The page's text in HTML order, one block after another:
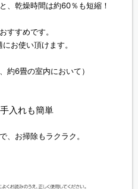
、乾燥時間は約60％も短縮！
すすめです。
お使い頂けます。
6畳の室内において）
入れも簡単
、お掃除もラクラク。